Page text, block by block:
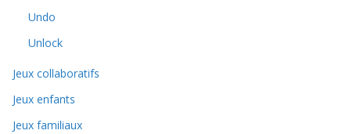
Undo
Unlock
Jeux collaboratifs
Jeux enfants
Jeux familiaux